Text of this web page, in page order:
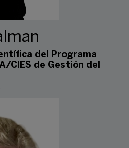
del Programa
CIES de Gestión del